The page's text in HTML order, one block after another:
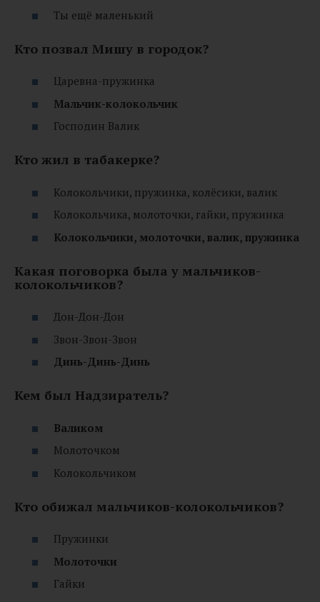
Ты ещё маленький
Кто позвал Мишу в городок?
Царевна-пружинка
Мальчик-колокольчик
Господин Валик
Кто жил в табакерке?
Колокольчики, пружинка, колёсики, валик
Колокольчика, молоточки, гайки, пружинка
Колокольчики, молоточки, валик, пружинка
Какая поговорка была у мальчиков-
колокольчиков?
Дон-Дон-Дон
Звон-Звон-Звон
Динь-Динь-Динь
Кем был Надзиратель?
Валиком
Молоточком
Колокольчиком
Кто обижал мальчиков-колокольчиков?
Пружинки
Молоточки
Гайки